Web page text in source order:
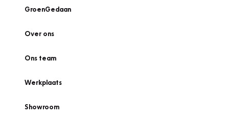
GroenGedaan
Over ons
Ons team
Werkplaats
Showroom